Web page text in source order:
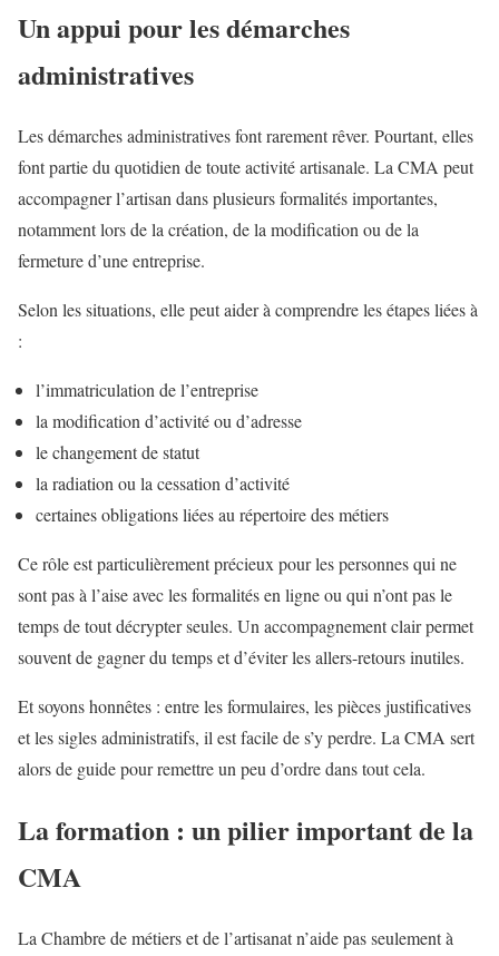
Un appui pour les démarches
administratives
Les démarches administratives font rarement rêver. Pourtant, elles
font partie du quotidien de toute activité artisanale. La CMA peut
accompagner l’artisan dans plusieurs formalités importantes,
notamment lors de la création, de la modification ou de la
fermeture d’une entreprise.
Selon les situations, elle peut aider à comprendre les étapes liées à
:
l’immatriculation de l’entreprise
la modification d’activité ou d’adresse
le changement de statut
la radiation ou la cessation d’activité
certaines obligations liées au répertoire des métiers
Ce rôle est particulièrement précieux pour les personnes qui ne
sont pas à l’aise avec les formalités en ligne ou qui n’ont pas le
temps de tout décrypter seules. Un accompagnement clair permet
souvent de gagner du temps et d’éviter les allers-retours inutiles.
Et soyons honnêtes : entre les formulaires, les pièces justificatives
et les sigles administratifs, il est facile de s’y perdre. La CMA sert
alors de guide pour remettre un peu d’ordre dans tout cela.
La formation : un pilier important de la
CMA
La Chambre de métiers et de l’artisanat n’aide pas seulement à